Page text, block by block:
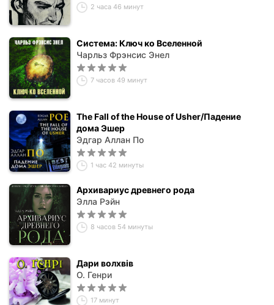
2 часа 46 минут
Система: Ключ ко Вселенной
Чарльз Фрэнсис Энел
7 часов 49 минут
The Fall of the House of Usher/Падение
дома Эшер
Эдгар Аллан По
1 час 42 минуты
Архивариус древнего рода
Элла Рэйн
8 часов 54 минуты
Дари волхвів
О. Генри
17 минут